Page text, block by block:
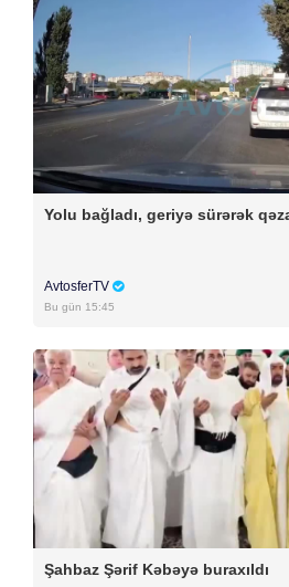
Yolu bağladı, geriyə sürərək
AvtosferTV
Bu gün 15:45
Şahbaz Şərif Kəbəyə buraxıldı